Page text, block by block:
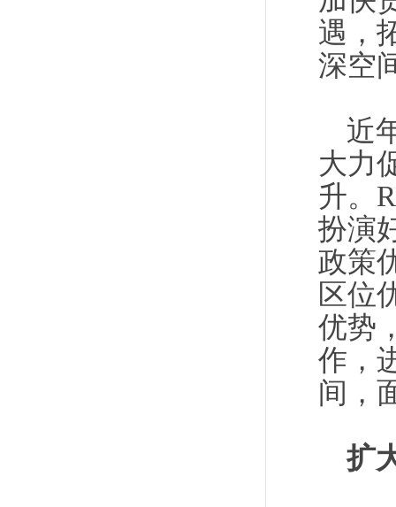
遇，
深空
近
大力
升。
扮演
政策
区位
优势
作，
间，
扩